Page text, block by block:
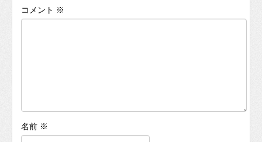
コメント ※
名前 ※